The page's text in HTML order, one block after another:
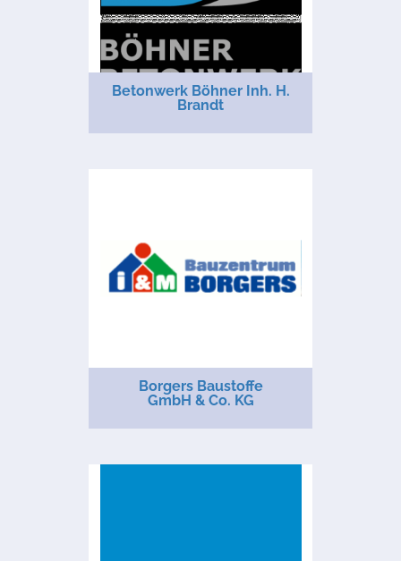
Betonwerk Böhner Inh. H.
Brandt
Borgers Baustoffe
GmbH & Co. KG